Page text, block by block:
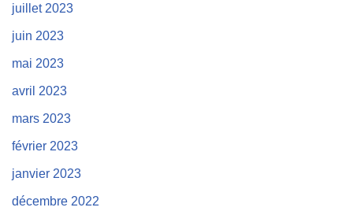
juillet 2023
juin 2023
mai 2023
avril 2023
mars 2023
février 2023
janvier 2023
décembre 2022